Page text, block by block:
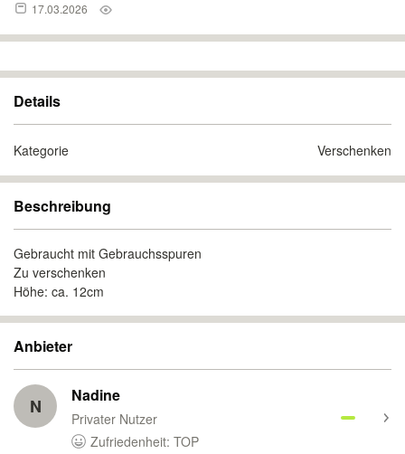
17.03.2026
Details
Kategorie Verschenken
Beschreibung
Gebraucht mit Gebrauchsspuren
Zu verschenken
Höhe: ca. 12cm
Anbieter
N Nadine
Privater Nutzer
Zufriedenheit: TOP